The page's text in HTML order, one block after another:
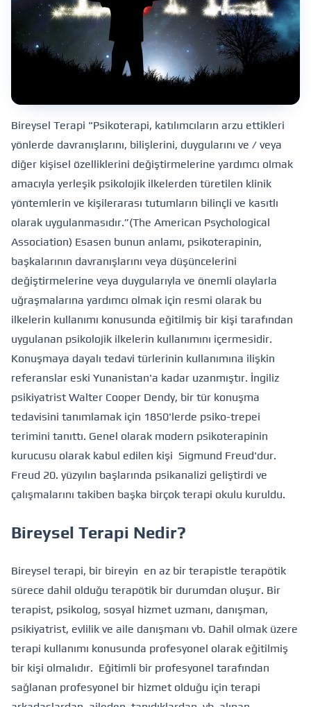
Bireysel Terapi "Psikoterapi, katılımcıların arzu ettikleri
yönlerde davranışlarını, bilişlerini, duygularını ve / veya
diğer kişisel özelliklerini değiştirmelerine yardımcı olmak
amacıyla yerleşik psikolojik ilkelerden türetilen klinik
yöntemlerin ve kişilerarası tutumların bilinçli ve kasıtlı
olarak uygulanmasıdır.”(The American Psychological
Association) Esasen bunun anlamı, psikoterapinin,
başkalarının davranışlarını veya düşüncelerini
değiştirmelerine veya duygularıyla ve önemli olaylarla
uğraşmalarına yardımcı olmak için resmi olarak bu
ilkelerin kullanımı konusunda eğitilmiş bir kişi tarafından
uygulanan psikolojik ilkelerin kullanımını içermesidir.
Konuşmaya dayalı tedavi türlerinin kullanımına ilişkin
referanslar eski Yunanistan'a kadar uzanmıştır. İngiliz
psikiyatrist Walter Cooper Dendy, bir tür konuşma
tedavisini tanımlamak için 1850'lerde psiko-trepei
terimini tanıttı. Genel olarak modern psikoterapinin
kurucusu olarak kabul edilen kişi Sigmund Freud'dur.
Freud 20. yüzyılın başlarında psikanalizi geliştirdi ve
çalışmalarını takiben başka birçok terapi okulu kuruldu.
Bireysel Terapi Nedir?
Bireysel terapi, bir bireyin en az bir terapistle terapötik
sürece dahil olduğu terapötik bir durumdan oluşur. Bir
terapist, psikolog, sosyal hizmet uzmanı, danışman,
psikiyatrist, evlilik ve aile danışmanı vb. Dahil olmak üzere
terapi kullanımı konusunda profesyonel olarak eğitilmiş
bir kişi olmalıdır. Eğitimli bir profesyonel tarafından
sağlanan profesyonel bir hizmet olduğu için terapi